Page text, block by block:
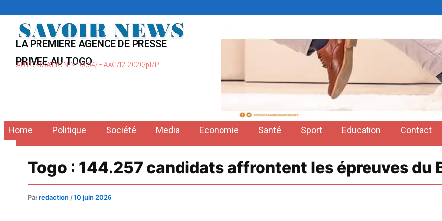
contenu
LA PREMIERE AGENCE DE PRESSE
PRIVEE AU TOGO
AUTORISATION N° 0004/HAAC/12-2020/pl/P
Home Politique Société Media Economie Santé Sport Education Contact
Togo : 144.257 candidats affrontent les épreuves du
Parredaction /10 juin 2026